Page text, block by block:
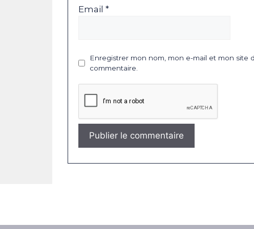
Email *
Enregistrer mon nom, mon e-mail et mon site
commentaire.